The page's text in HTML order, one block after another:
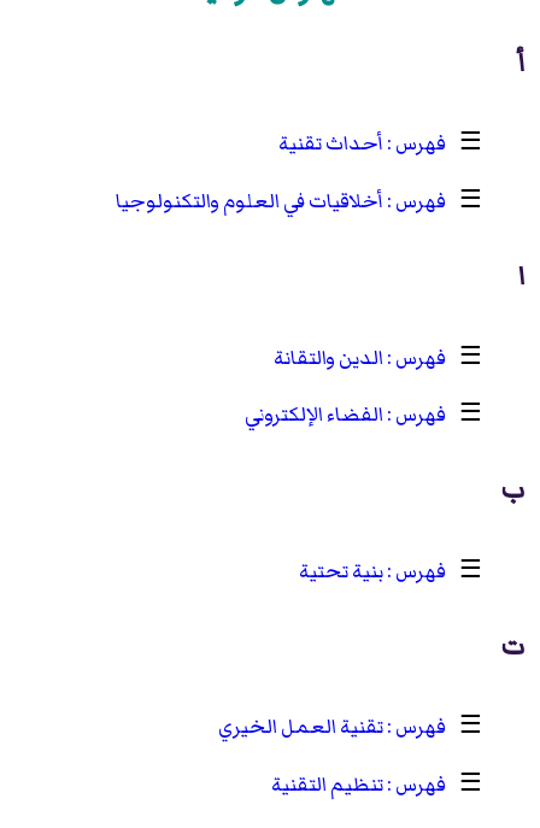
أ
☰
أحداث تقنية
☰
أخلاقيات في العلوم والتكنولوجيا
ا
☰
الدين والتقانة
☰
الفضاء الإلكتروني
ب
☰ بنية تحتية
ت
☰
تقنية العمل الخيري
☰
تنظيم التقنية